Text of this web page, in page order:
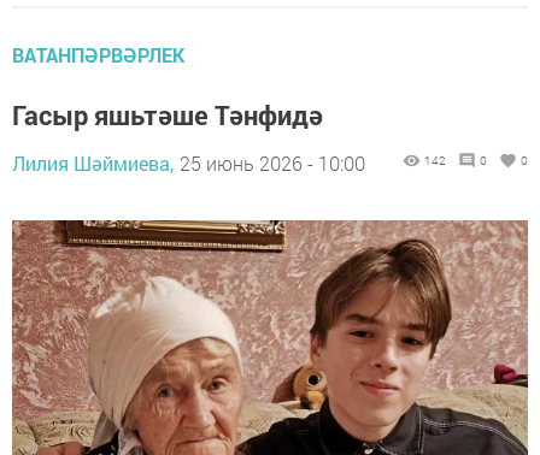
ВАТАНПӘРВӘРЛЕК
Гасыр яшьтәше Тәнфидә
Лилия Шәймиева, 25 июнь 2026 - 10:00 142 0 0